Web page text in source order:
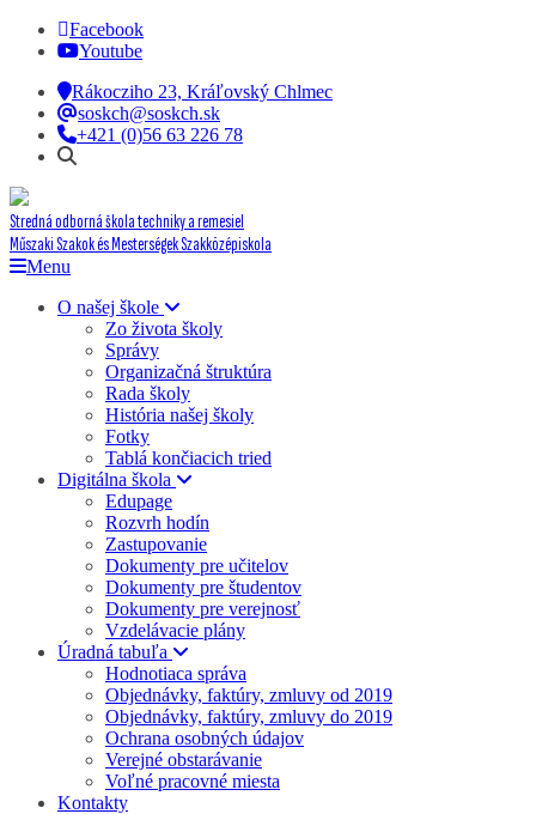
Facebook
Youtube
Rákocziho 23, Kráľovský Chlmec
soskch@soskch.sk
+421 (0)56 63 226 78
Stredná odborná škola techniky a remesiel
Műszaki Szakok és Mesterségek Szakközépiskola
Menu
O našej škole
Zo života školy
Správy
Organizačná štruktúra
Rada školy
História našej školy
Fotky
Tablá končiacich tried
Digitálna škola
Edupage
Rozvrh hodín
Zastupovanie
Dokumenty pre učitelov
Dokumenty pre študentov
Dokumenty pre verejnosť
Vzdelávacie plány
Úradná tabuľa
Hodnotiaca správa
Objednávky, faktúry, zmluvy od 2019
Objednávky, faktúry, zmluvy do 2019
Ochrana osobných údajov
Verejné obstarávanie
Voľné pracovné miesta
Kontakty